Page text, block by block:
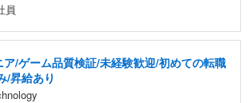
員
/ゲーム品質検証/未経験歓迎/初めての転職
/昇給あり